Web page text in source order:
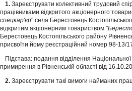
1. Зареєструвати колективний трудовий
працівниками відкритого акціонерного
спецкар'єр" села Берестовець
відкритим акціонерним товариством "
Берестовець Костопільського району
присвоїти йому реєстраційний номер 98-13/
Підстава: подання відділення
примирення в Рівненській області від
2. Зареєструвати такі вимоги найманих